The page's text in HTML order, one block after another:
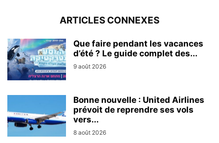
ARTICLES CONNEXES
Que faire pendant les vacances
d’été ? Le guide complet des...
9 août 2026
Bonne nouvelle : United Airlines
prévoit de reprendre ses vols
vers...
8 août 2026